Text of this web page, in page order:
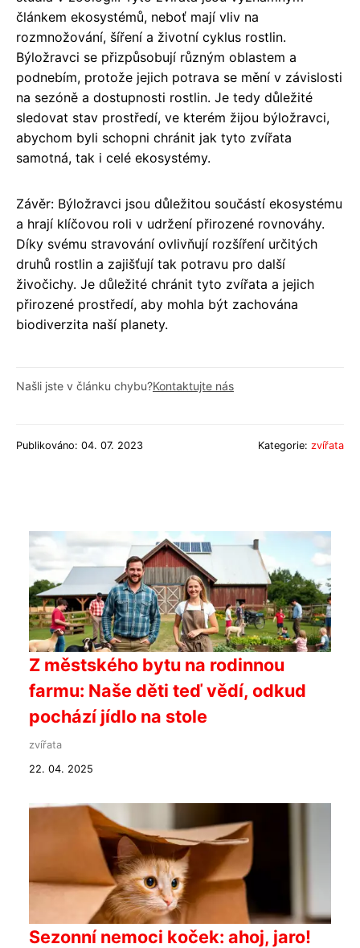
článkem ekosystémů, neboť mají vliv na
rozmnožování, šíření a životní cyklus rostlin.
Býložravci se přizpůsobují různým oblastem a
podnebím, protože jejich potrava se mění v závislosti
na sezóně a dostupnosti rostlin. Je tedy důležité
sledovat stav prostředí, ve kterém žijou býložravci,
abychom byli schopni chránit jak tyto zvířata
samotná, tak i celé ekosystémy.
Závěr: Býložravci jsou důležitou součástí ekosystému
a hrají klíčovou roli v udržení přirozené rovnováhy.
Díky svému stravování ovlivňují rozšíření určitých
druhů rostlin a zajišťují tak potravu pro další
živočichy. Je důležité chránit tyto zvířata a jejich
přirozené prostředí, aby mohla být zachována
biodiverzita naší planety.
Našli jste v článku chybu?Kontaktujte nás
Publikováno: 04. 07. 2023 Kategorie: zvířata
Z městského bytu na rodinnou
farmu: Naše děti teď vědí, odkud
pochází jídlo na stole
zvířata
22. 04. 2025
Sezonní nemoci koček: ahoj, jaro!